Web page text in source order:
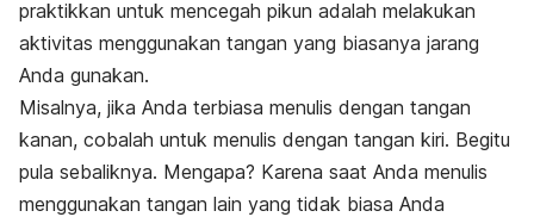
praktikkan untuk mencegah pikun adalah melakukan
aktivitas menggunakan tangan yang biasanya jarang
Anda gunakan.
Misalnya, jika Anda terbiasa menulis dengan tangan
kanan, cobalah untuk menulis dengan tangan kiri. Begitu
pula sebaliknya. Mengapa? Karena saat Anda menulis
menggunakan tangan lain yang tidak biasa Anda